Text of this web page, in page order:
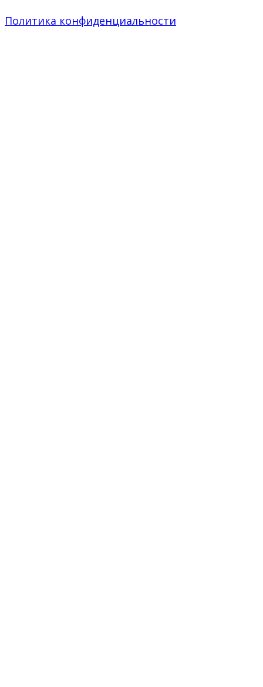
Политика конфиденциальности